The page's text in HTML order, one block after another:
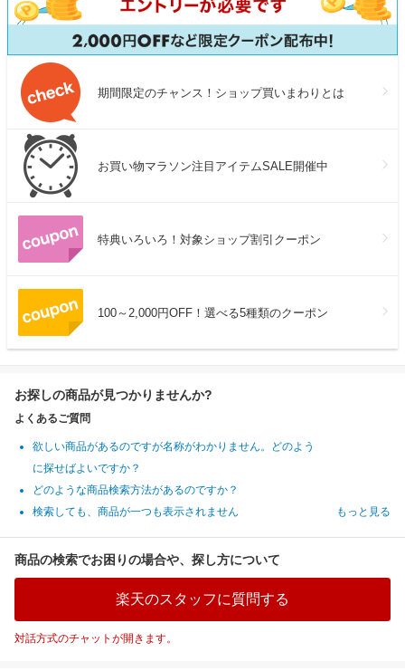
期間限定のチャンス！ショップ買いまわりとは
お買い物マラソン注目アイテムSALE開催中
特典いろいろ！対象ショップ割引クーポン
100～2,000円OFF！選べる5種類のクーポン
お探しの商品が見つかりませんか?
よくあるご質問
欲しい商品があるのですが名称がわかりません。どのよう
に探せばよいですか？
どのような商品検索方法があるのですか？
検索しても、商品が一つも表示されません
もっと見る
商品の検索でお困りの場合や、探し方について
楽天のスタッフに質問する
対話方式のチャットが開きます。